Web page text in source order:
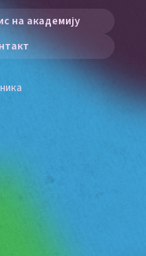
на академију